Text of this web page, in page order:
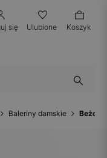
się Ulubione Koszyk
Baleriny damskie